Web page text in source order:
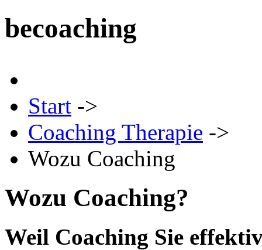
becoaching
Start ->
Coaching Therapie ->
Wozu Coaching
Wozu Coaching?
Weil Coaching Sie